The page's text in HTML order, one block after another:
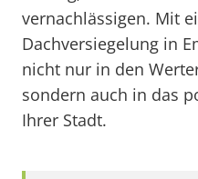
vernachlässigen. Mit
Dachversiegelung in
nicht nur in den
sondern auch in das
Ihrer Stadt.